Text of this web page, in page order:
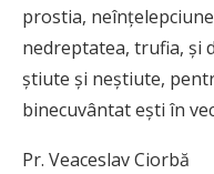
prostia,
nedreptatea, trufia, și
știute și neștiute,
binecuvântat ești în
Pr. Veaceslav Ciorbă